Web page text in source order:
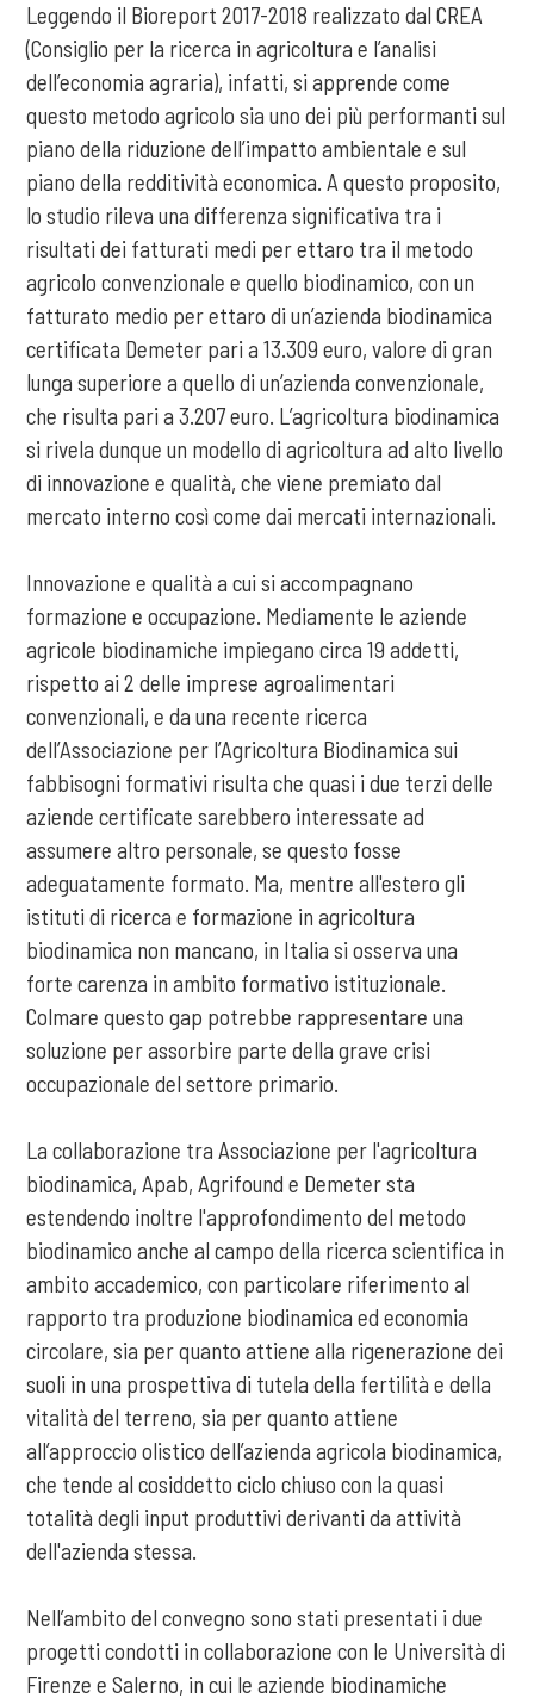
Leggendo il Bioreport 2017-2018 realizzato dal CREA
(Consiglio per la ricerca in agricoltura e l’analisi
dell’economia agraria), infatti, si apprende come
questo metodo agricolo sia uno dei più performanti sul
piano della riduzione dell’impatto ambientale e sul
piano della redditività economica. A questo proposito,
lo studio rileva una differenza significativa tra i
risultati dei fatturati medi per ettaro tra il metodo
agricolo convenzionale e quello biodinamico, con un
fatturato medio per ettaro di un’azienda biodinamica
certificata Demeter pari a 13.309 euro, valore di gran
lunga superiore a quello di un’azienda convenzionale,
che risulta pari a 3.207 euro. L’agricoltura biodinamica
si rivela dunque un modello di agricoltura ad alto livello
di innovazione e qualità, che viene premiato dal
mercato interno così come dai mercati internazionali.
Innovazione e qualità a cui si accompagnano
formazione e occupazione. Mediamente le aziende
agricole biodinamiche impiegano circa 19 addetti,
rispetto ai 2 delle imprese agroalimentari
convenzionali, e da una recente ricerca
dell’Associazione per l’Agricoltura Biodinamica sui
fabbisogni formativi risulta che quasi i due terzi delle
aziende certificate sarebbero interessate ad
assumere altro personale, se questo fosse
adeguatamente formato. Ma, mentre all'estero gli
istituti di ricerca e formazione in agricoltura
biodinamica non mancano, in Italia si osserva una
forte carenza in ambito formativo istituzionale.
Colmare questo gap potrebbe rappresentare una
soluzione per assorbire parte della grave crisi
occupazionale del settore primario.
La collaborazione tra Associazione per l'agricoltura
biodinamica, Apab, Agrifound e Demeter sta
estendendo inoltre l'approfondimento del metodo
biodinamico anche al campo della ricerca scientifica in
ambito accademico, con particolare riferimento al
rapporto tra produzione biodinamica ed economia
circolare, sia per quanto attiene alla rigenerazione dei
suoli in una prospettiva di tutela della fertilità e della
vitalità del terreno, sia per quanto attiene
all’approccio olistico dell’azienda agricola biodinamica,
che tende al cosiddetto ciclo chiuso con la quasi
totalità degli input produttivi derivanti da attività
dell'azienda stessa.
Nell’ambito del convegno sono stati presentati i due
progetti condotti in collaborazione con le Università di
Firenze e Salerno, in cui le aziende biodinamiche